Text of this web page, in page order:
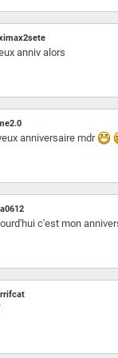
anniv alors
anniversaire mdr
c'est mon